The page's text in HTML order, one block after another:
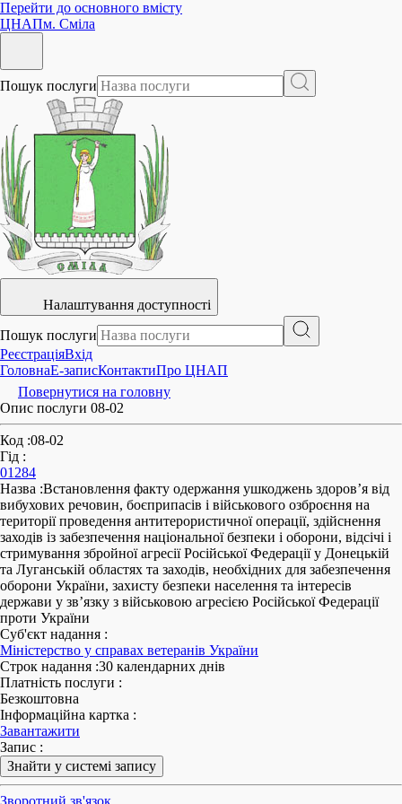
Перейти до основного вмісту
ЦНАПм. Сміла
Пошук послуги
Налаштування доступності
Пошук послуги
РеєстраціяВхід
ГоловнаE-записКонтактиПро ЦНАП
Повернутися на головну
Опис послуги 08-02
Код :08-02
Гід :
01284
Назва :Встановлення факту одержання ушкоджень здоров’я від
вибухових речовин, боєприпасів і військового озброєння на
території проведення антитерористичної операції, здійснення
заходів із забезпечення національної безпеки і оборони, відсічі і
стримування збройної агресії Російської Федерації у Донецькій
та Луганській областях та заходів, необхідних для забезпечення
оборони України, захисту безпеки населення та інтересів
держави у зв’язку з військовою агресією Російської Федерації
проти України
Суб'єкт надання :
Міністерство у справах ветеранів України
Строк надання :30 календарних днів
Платність послуги :
Безкоштовна
Інформаційна картка :
Завантажити
Запис :
Знайти у системі запису
Зворотний зв'язок